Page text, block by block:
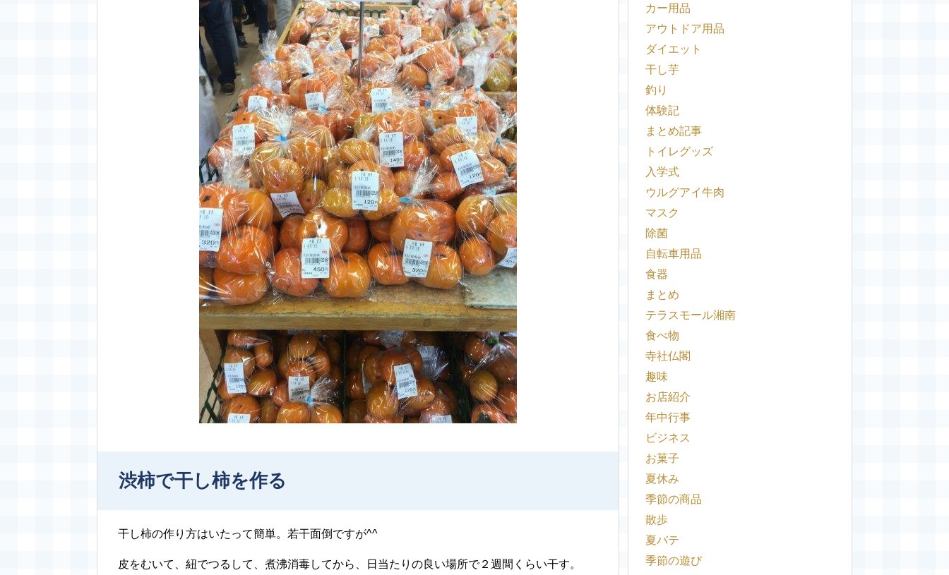
渋柿で干し柿を作る
干し柿の作り方はいたって簡単。若干面倒ですが^^
皮をむいて、紐でつるして、煮沸消毒してから、日当たりの良い場所で２週間くらい干す。
カー用品
アウトドア用品
ダイエット
干し芋
釣り
体験記
まとめ記事
トイレグッズ
入学式
ウルグアイ牛肉
マスク
除菌
自転車用品
食器
まとめ
テラスモール湘南
食べ物
寺社仏閣
趣味
お店紹介
年中行事
ビジネス
お菓子
夏休み
季節の商品
散歩
夏バテ
季節の遊び